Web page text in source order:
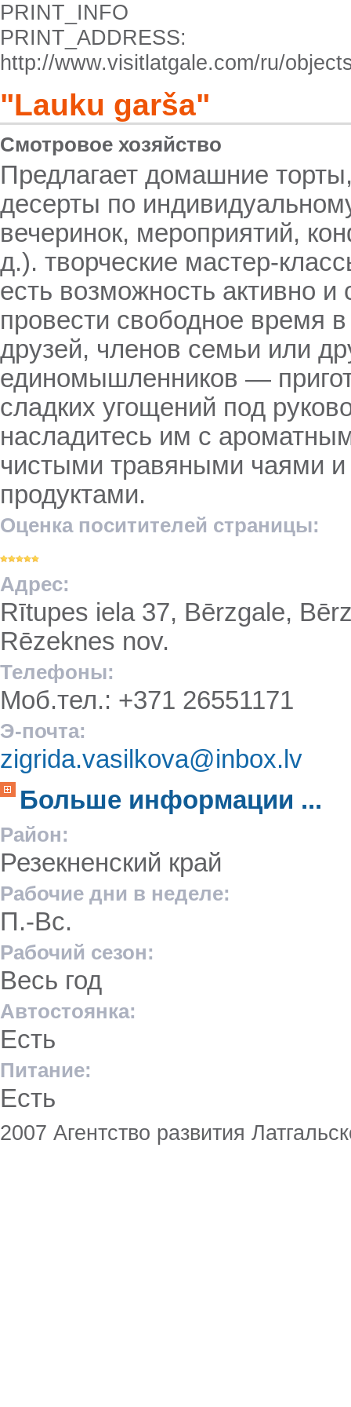
PRINT_INFO
PRINT_ADDRESS:
http://www.visitlatgale.com/ru/
"Lauku garša"
Смотровое хозяйство
Предлагает домашние
десерты по
вечеринок, мероприятий,
д.). творческие мастер-
есть возможность активно и
провести свободное время
друзей, членов семьи или
единомышленников —
сладких угощений под
насладитесь им с
чистыми травяными чаями
продуктами.
Оценка поситителей страницы:
Адрес:
Rītupes iela 37, Bērzgale,
Rēzeknes nov.
Телефоны:
Моб.тел.: +371 26551171
Э-почта:
zigrida.vasilkova@inbox.lv
Больше информации ...
Район:
Резекненский край
Рабочие дни в неделе:
П.-Вс.
Рабочий сезон:
Весь год
Автостоянка:
Есть
Питание:
Есть
2007 Агентство развития